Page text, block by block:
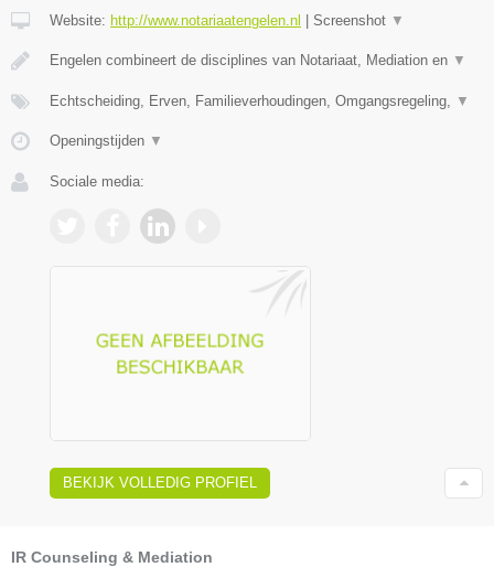
Website: http://www.notariaatengelen.nl Screenshot ▼
Engelen combineert de disciplines van Notariaat, Mediation en ▼
Echtscheiding, Erven, Familieverhoudingen, Omgangsregeling, ▼
Openingstijden ▼
Sociale media:
BEKIJK VOLLEDIG PROFIEL
IR Counseling & Mediation